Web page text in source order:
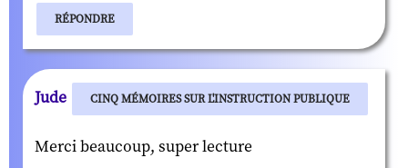
RÉPONDRE
Jude CINQ MÉMOIRES SUR L'INSTRUCTION PUBLIQUE
Merci beaucoup, super lecture